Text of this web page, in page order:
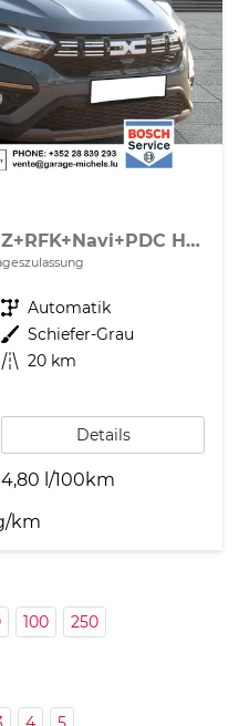
Extreme+ 5-Sitzer+SHZ+RFK+Navi+PDC Hybrid 140
Getriebe Automatik
Außenfarbe Schiefer-Grau
Kilometerstand 20 km
Details
4,80 l/100km
km
100 250